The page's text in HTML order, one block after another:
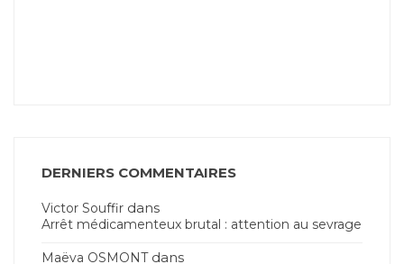
DERNIERS COMMENTAIRES
Victor Souffir dans
Arrêt médicamenteux brutal : attention au sevrage
Maëva OSMONTdans